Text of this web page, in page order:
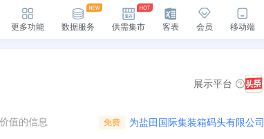
更多功能 数据服务 供需集市 客表 会员 移动端
展示平台
值的信息 免费 为盐田国际集装箱码头有限公司